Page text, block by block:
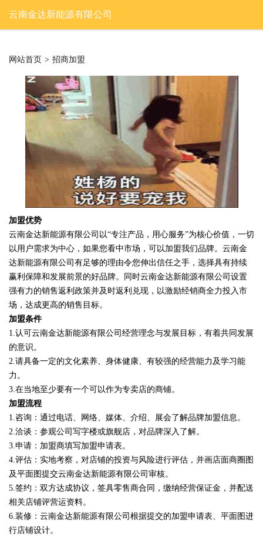
云南金达新能源有限公司
网站首页 > 招商加盟
加盟优势
云南金达新能源有限公司以“专注产品，用心服务”为核心价值，一切
以用户需求为中心，如果您看中市场，可以加盟我们品牌。云南金
达新能源有限公司有足够的理由令您伸出信任之手，选择具有持续
赢利保障和发展前景的好品牌。同时云南金达新能源有限公司设置
强有力的销售返利政策并及时返利兑现，以激励经销商全力投入市
场，达成更高的销售目标。
加盟条件
1.认可云南金达新能源有限公司经营理念与发展目标，有着共同发展
的意识。
2.请具备一定的文化素养、身体健康、有较强的经营能力及学习能
力。
3.在当地至少要有一个可以作为专卖店的商铺。
加盟流程
1.咨询：通过电话、网络、媒体、介绍、展会了解品牌加盟信息。
2.洽谈：参观公司写字楼或旗舰店，对品牌深入了解。
3.申请：加盟商填写加盟申请表。
4.评估：实地考察，对店铺的投资与风险进行评估，并画店面商圈图
及平面图提交云南金达新能源有限公司审核。
5.签约：双方达成协议，签具零售商合同，缴纳经营保证金，并配送
相关店铺评营运资料。
6.装修：云南金达新能源有限公司根据提交的加盟申请表、平面图进
行店铺设计。